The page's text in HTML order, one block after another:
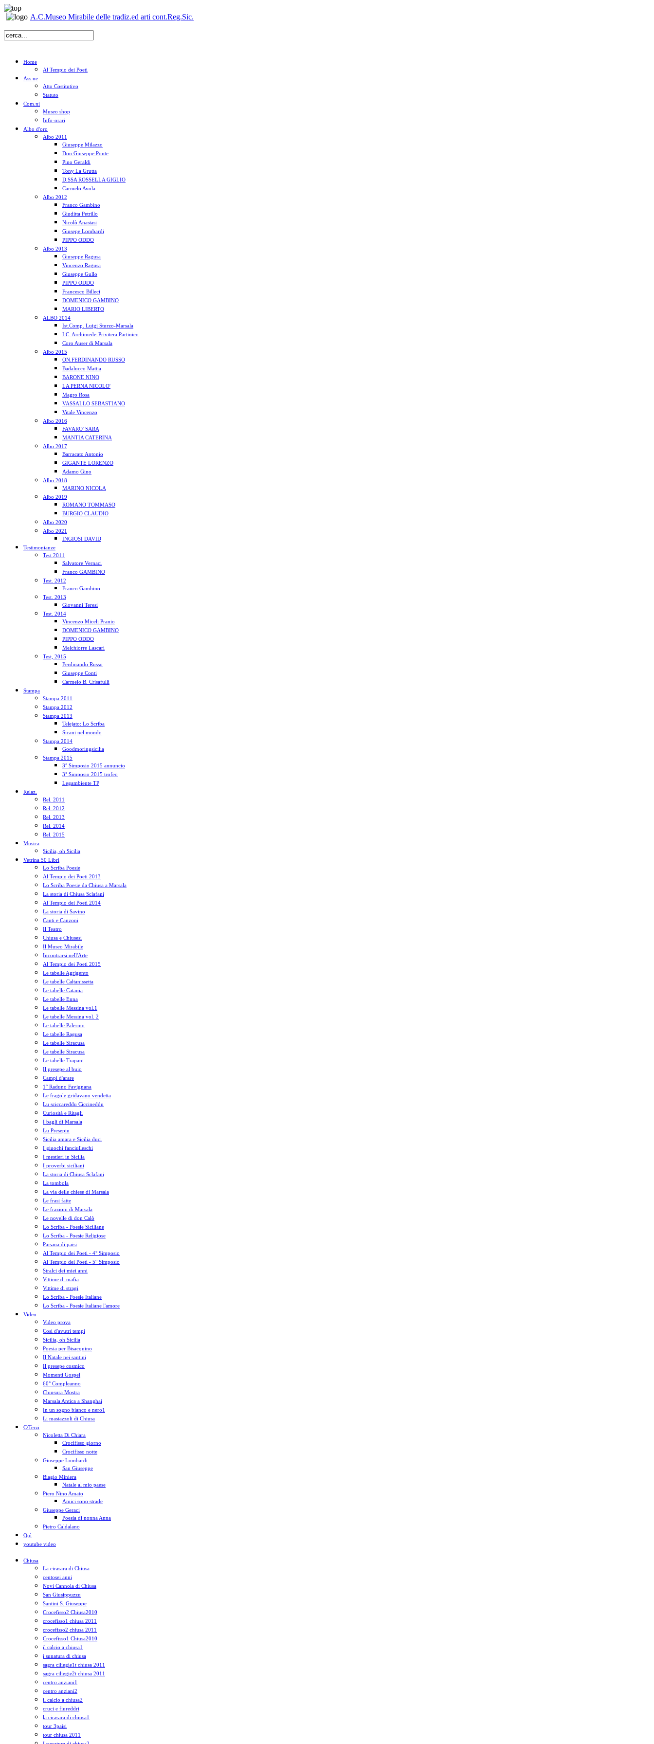
A.C.Museo Mirabile delle tradiz.ed arti cont.Reg.Sic.
Home
Al Tempio dei Poeti
Ass.ne
Atto Costitutivo
Statuto
Com.ni
Museo shop
Info-orari
Albo d'oro
Albo 2011
Giuseppe Milazzo
Don Giuseppe Ponte
Pino Geraldi
Tony La Grutta
D.SSA ROSSELLA GIGLIO
Carmelo Avola
Albo 2012
Franco Gambino
Giuditta Petrillo
Nicolò Anastasi
Giusepe Lombardi
PIPPO ODDO
Albo 2013
Giuseppe Ragusa
Vincenzo Ragusa
Giuseppe Gullo
PIPPO ODDO
Francesco Billeci
DOMENICO GAMBINO
MARIO LIBERTO
ALBO 2014
Ist.Comp. Luigi Sturzo-Marsala
I.C. Archimede-Privitera Partinico
Coro Auser di Marsala
Albo 2015
ON.FERDINANDO RUSSO
Badalucco Mattia
BARONE NINO
LA PERNA NICOLO'
Magro Rosa
VASSALLO SEBASTIANO
Vitale Vincenzo
Albo 2016
FAVARO' SARA
MANTIA CATERINA
Albo 2017
Barracato Antonio
GIGANTE LORENZO
Adamo Gino
Albo 2018
MARINO NICOLA
Albo 2019
ROMANO TOMMASO
BURGIO CLAUDIO
Albo 2020
Albo 2021
INGIOSI DAVID
Testimonianze
Test 2011
Salvatore Vernaci
Franco GAMBINO
Test. 2012
Franco Gambino
Test. 2013
Giovanni Teresi
Test. 2014
Vincenzo Miceli Pranio
DOMENICO GAMBINO
PIPPO ODDO
Melchiorre Lascari
Test, 2015
Ferdinando Russo
Giuseppe Conti
Carmelo B. Crisafulli
Stampa
Stampa 2011
Stampa 2012
Stampa 2013
Telejato: Lo Scriba
Sicani nel mondo
Stampa 2014
Goodmoringsicilia
Stampa 2015
3° Simposio 2015 annuncio
3° Simposio 2015 trofeo
Legambiente TP
Relaz.
Rel. 2011
Rel. 2012
Rel. 2013
Rel. 2014
Rel. 2015
Musica
Sicilia, oh Sicilia
Vetrina 50 Libri
Lo Scriba Poesie
Al Tempio dei Poeti 2013
Lo Scriba Poesie da Chiusa a Marsala
La storia di Chiusa Sclafani
Al Tempio dei Poeti 2014
La storia di Savino
Canti e Canzoni
Il Teatro
Chiusa e Chiusesi
Il Museo Mirabile
Incontrarsi nell'Arte
Al Tempio dei Poeti 2015
Le tabelle Agrigento
Le tabelle Caltanissetta
Le tabelle Catania
Le tabelle Enna
Le tabelle Messina vol.1
Le tabelle Messina vol. 2
Le tabelle Palermo
Le tabelle Ragusa
Le tabelle Siracusa
Le tabelle Siracusa
Le tabelle Trapani
Il presepe al buio
Campi d'arare
1° Raduno Favignana
Le fragole gridavano vendetta
Lu sciccareddu Ciccineddu
Curiosità e Ritagli
I bagli di Marsala
Lu Presepiu
Sicilia amara e Sicilia duci
I giuochi fanciulleschi
I mestieri in Sicilia
I proverbi siciliani
La storia di Chiusa Sclafani
La tombola
La via delle chiese di Marsala
Le frasi fatte
Le frazioni di Marsala
Le novelle di don Calò
Lo Scriba - Poesie Siciliane
Lo Scriba - Poesie Religiose
Paisana di paisi
Al Tempio dei Poeti - 4° Simposio
Al Tempio dei Poeti - 5° Simposio
Stralci dei miei anni
Vittime di mafia
Vittime di stragi
Lo Scriba - Poesie Italiane
Lo Scriba - Poesie Italiane l'amore
Video
Video prova
Cosi d'avutri tempi
Sicilia, oh Sicilia
Poesia per Bisacquino
Il Natale nei santini
Il presepe cosmico
Momenti Gospel
60° Compleanno
Chiusura Mostra
Marsala Antica a Shanghai
In un sogno bianco e nero1
Li mastazzoli di Chiusa
C/Terzi
Nicoletta Di Chiara
Crocifisso giorno
Crocifisso notte
Giuseppe Lombardi
San Giuseppe
Biagio Miniera
Natale al mio paese
Piero Nino Amato
Amici sono strade
Giuseppe Geraci
Poesia di nonna Anna
Pietro Caldalano
Quì
youtube video
Chiusa
La cirasara di Chiusa
centosei anni
Novi Cannola di Chiusa
San Giusippuzzu
Santini S. Giuseppe
Crocefisso2 Chiusa2010
crocefisso1 chiusa 2011
crocefisso2 chiusa 2011
Crocefisso1 Chiusa2010
il calcio a chiusa1
i sunatura di chiusa
sagra ciliegie1t chiusa 2011
sagra ciliegie2t chiusa 2011
centro anziani1
centro anziani2
il calcio a chiusa2
cruci e fiureddri
la cirasara di chiusa1
tour 3paisi
tour chiusa 2011